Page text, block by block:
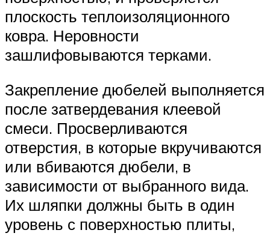
плоскость теплоизоляционного
ковра. Неровности
зашлифовываются терками.
Закрепление дюбелей выполняется
после затвердевания клеевой
смеси. Просверливаются
отверстия, в которые вкручиваются
или вбиваются дюбели, в
зависимости от выбранного вида.
Их шляпки должны быть в один
уровень с поверхностью плиты,